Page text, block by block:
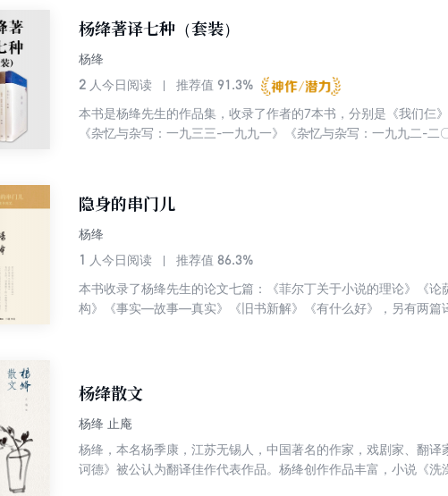
杨绛著译七种（套装）
杨绛
2 人今日阅读 推荐值 91.3%
本书是杨绛先生的作品集，收录了作者的7本书，分别是《我们仨
《杂忆与杂写：一九三三-一九九一》《杂忆与杂写：一九九二-二
隐身的串门儿
杨绛
1 人今日阅读 推荐值 86.3%
本书收录了杨绛先生的论文七篇：《菲尔丁关于小说的理论》《
构》《事实—故事—真实》《旧书新解》《有什么好》，另有两篇
杨绛散文
杨绛 止庵
杨绛，本名杨季康，江苏无锡人，中国著名的作家，戏剧家、翻
诃德》被公认为翻译佳作代表作品。杨绛创作作品丰富，小说《